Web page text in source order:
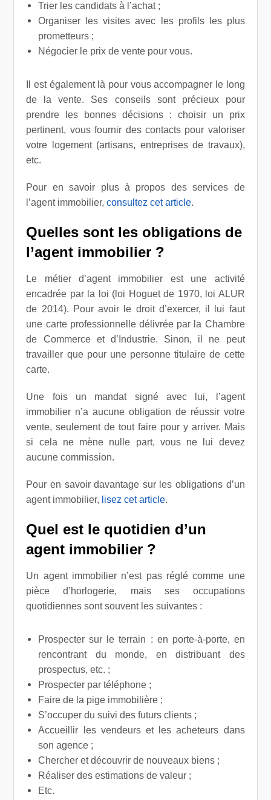
Trier les candidats à l’achat ;
Organiser les visites avec les profils les plus
prometteurs ;
Négocier le prix de vente pour vous.
Il est également là pour vous accompagner le long
de la vente. Ses conseils sont précieux pour
prendre les bonnes décisions : choisir un prix
pertinent, vous fournir des contacts pour valoriser
votre logement (artisans, entreprises de travaux),
etc.
Pour en savoir plus à propos des services de
l’agent immobilier,consultez cet article.
Quelles sont les obligations de
l’agent immobilier ?
Le métier d’agent immobilier est une activité
encadrée par la loi (loi Hoguet de 1970, loi ALUR
de 2014). Pour avoir le droit d’exercer, il lui faut
une carte professionnelle délivrée par la Chambre
de Commerce et d’Industrie. Sinon, il ne peut
travailler que pour une personne titulaire de cette
carte.
Une fois un mandat signé avec lui, l’agent
immobilier n’a aucune obligation de réussir votre
vente, seulement de tout faire pour y arriver. Mais
si cela ne mène nulle part, vous ne lui devez
aucune commission.
Pour en savoir davantage sur les obligations d’un
agent immobilier, lisez cet article.
Quel est le quotidien d’un
agent immobilier ?
Un agent immobilier n’est pas réglé comme une
pièce d’horlogerie, mais ses occupations
quotidiennes sont souvent les suivantes :
Prospecter sur le terrain : en porte-à-porte, en
rencontrant du monde, en distribuant des
prospectus, etc. ;
Prospecter par téléphone ;
Faire de la pige immobilière ;
S’occuper du suivi des futurs clients ;
Accueillir les vendeurs et les acheteurs dans
son agence ;
Chercher et découvrir de nouveaux biens ;
Réaliser des estimations de valeur ;
Etc.